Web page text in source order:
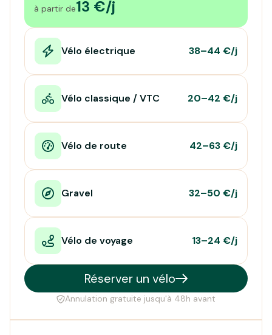
à partir de13 €/j
Vélo électrique 38–44 €/j
Vélo classique / VTC 20–42 €/j
Vélo de route 42–63 €/j
Gravel 32–50 €/j
Vélo de voyage 13–24 €/j
Réserver un vélo
Annulation gratuite jusqu'à 48h avant